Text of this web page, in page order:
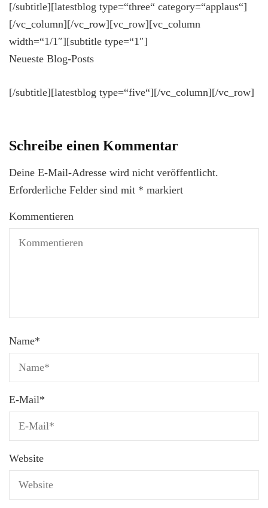
[/subtitle][latestblog type=“three“ category=“applaus“]
[/vc_column][/vc_row][vc_row][vc_column
width=“1/1″][subtitle type=“1″]
Neueste Blog-Posts
[/subtitle][latestblog type=“five“][/vc_column][/vc_row]
Schreibe einen Kommentar
Deine E-Mail-Adresse wird nicht veröffentlicht.
Erforderliche Felder sind mit * markiert
Kommentieren
Name*
E-Mail*
Website